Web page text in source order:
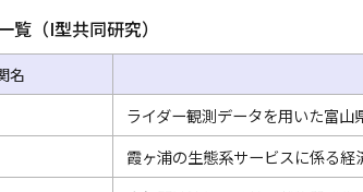
（I型共同研究）
名
ライダー観測データを用いた富
霞ヶ浦の生態系サービスに係る経